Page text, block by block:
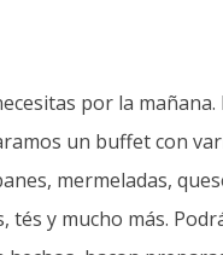
por la mañana.
un buffet con
mermeladas,
tés y mucho más.